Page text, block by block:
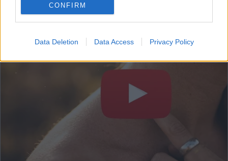
CONFIRM
Data Deletion Data Access Privacy Policy